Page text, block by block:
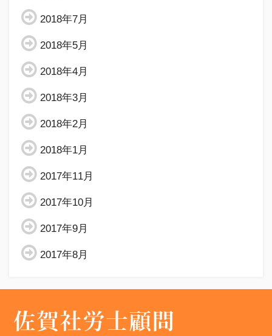
2018年7月
2018年5月
2018年4月
2018年3月
2018年2月
2018年1月
2017年11月
2017年10月
2017年9月
2017年8月